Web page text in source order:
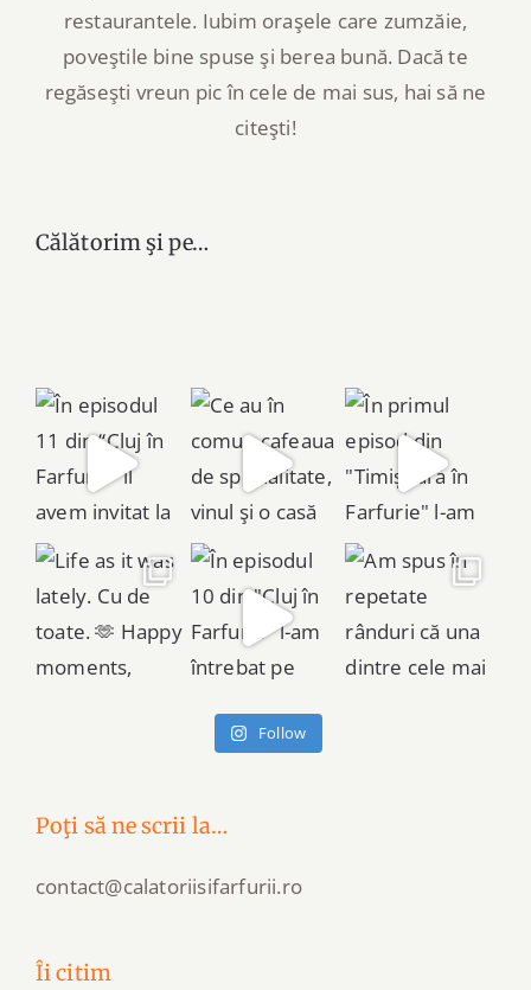
restaurantele. Iubim oraşele care zumzăie,
poveştile bine spuse şi berea bună. Dacă te
regăseşti vreun pic în cele de mai sus, hai să ne
citeşti!
Călătorim şi pe…
Follow
Poţi să ne scrii la…
contact@calatoriisifarfurii.ro
Îi citim